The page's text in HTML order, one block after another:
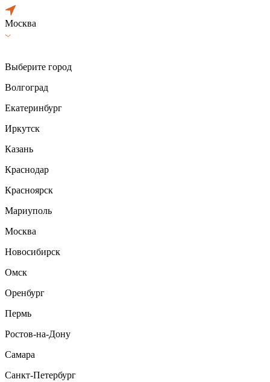
Москва
Выберите город
Волгоград
Екатеринбург
Иркутск
Казань
Краснодар
Красноярск
Мариуполь
Москва
Новосибирск
Омск
Оренбург
Пермь
Ростов-на-Дону
Самара
Санкт-Петербург